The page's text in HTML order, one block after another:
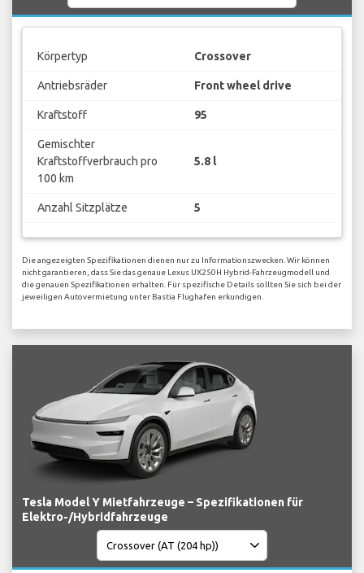
Körpertyp Crossover
Antriebsräder Front wheel drive
Kraftstoff 95
Gemischter
Kraftstoffverbrauch pro
100 km
5.8 l
Anzahl Sitzplätze 5
Die angezeigten Spezifikationen dienen nur zu Informationszwecken. Wir können
nicht garantieren, dass Sie das genaue Lexus UX250H Hybrid-Fahrzeugmodell und
die genauen Spezifikationen erhalten. Für spezifische Details sollten Sie sich bei der
jeweiligen Autovermietung unter Bastia Flughafen erkundigen.
Tesla Model Y Mietfahrzeuge – Spezifikationen für
Elektro-/Hybridfahrzeuge